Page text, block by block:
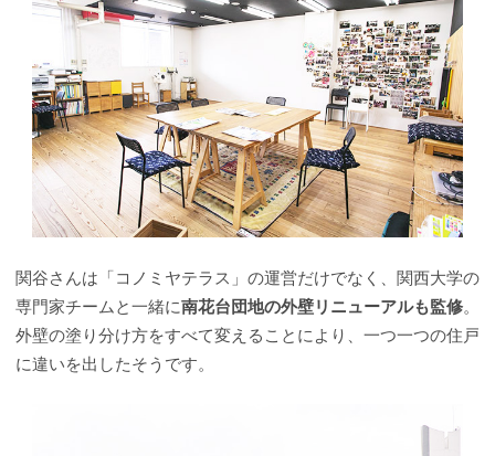
関谷さんは「コノミヤテラス」の運営だけでなく、関西大学の
専門家チームと一緒に南花台団地の外壁リニューアルも監修。
外壁の塗り分け方をすべて変えることにより、一つ一つの住戸
に違いを出したそうです。